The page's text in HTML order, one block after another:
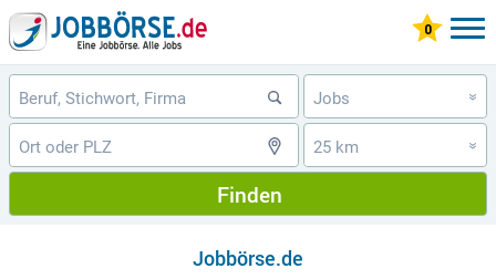
Jobs »
25 km »
Finden
Jobbörse.de